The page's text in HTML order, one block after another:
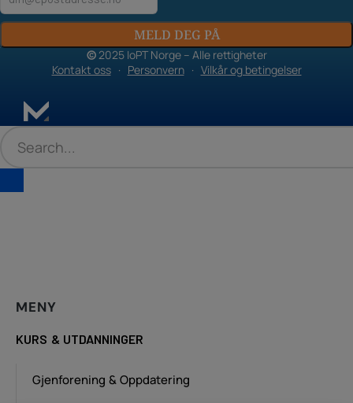
MELD DEG PÅ
©2025 IoPT Norge – Alle rettigheter
Kontakt oss· Personvern· Vilkår og betingelser
MENY
KURS & UTDANNINGER
Gjenforening & Oppdatering